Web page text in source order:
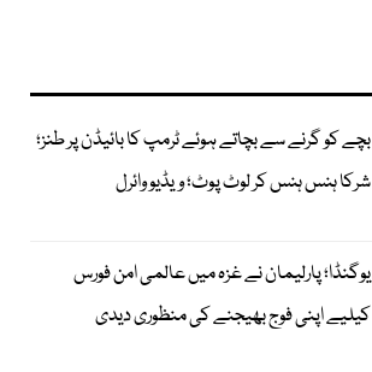
بچے کو گرنے سے بچاتے ہوئے ٹرمپ کا بائیڈن پر طنز؛
شرکا ہنس ہنس کر لوٹ پوٹ؛ ویڈیو وائرل
یوگنڈا؛ پارلیمان نے غزہ میں عالمی امن فورس
کیلیے اپنی فوج بھیجنے کی منظوری دیدی